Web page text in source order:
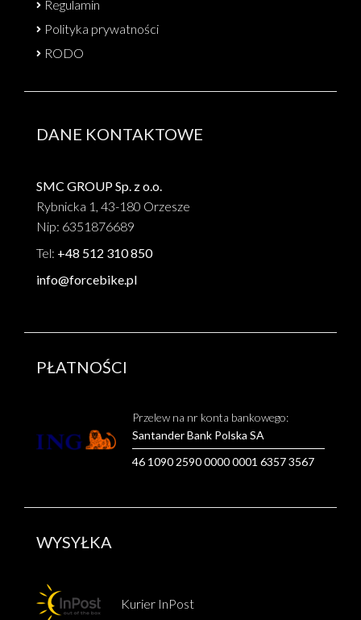
Regulamin
Polityka prywatności
RODO
DANE KONTAKTOWE
SMC GROUP Sp. z o.o.
Rybnicka 1, 43-180 Orzesze
Nip: 6351876689
Tel: +48 512 310 850
info@forcebike.pl
PŁATNOŚCI
Przelew na nr konta bankowego:
Santander Bank Polska SA
46 1090 2590 0000 0001 6357 3567
WYSYŁKA
Kurier InPost